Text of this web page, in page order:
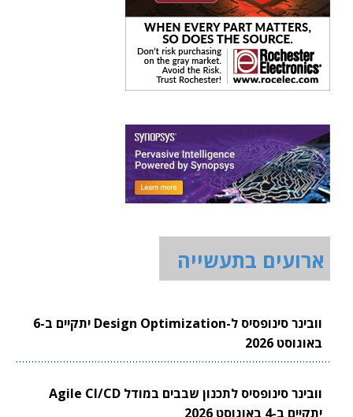
ארועים בתעשייה
וובינר סינופסיס ל-Design Optimization יתקיים ב-6
באוגוסט 2026
וובינר סינופסיס לתכנון שבבים במודל Agile CI/CD
יתקיים ב-4 באוגוסט 2026